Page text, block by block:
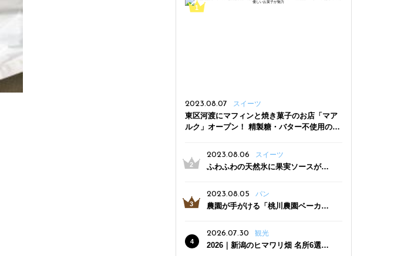
2023.08.07 スイーツ
東区河渡にマフィンと焼き菓子のお店「マア
ルク」オープン！ 精製糖・バター不使用の体
2023.08.06
スイーツ
ふわふわの天然氷に果実ソースがた
三条駅近くにオープン
2023.08.05 パン
農園が手がける「桃川農園ベーカリ
った焼きたてパンのほか、ジェラー
トやスムージーも
2026.07.30 観光
2026｜新潟のヒマワリ畑 名所6選